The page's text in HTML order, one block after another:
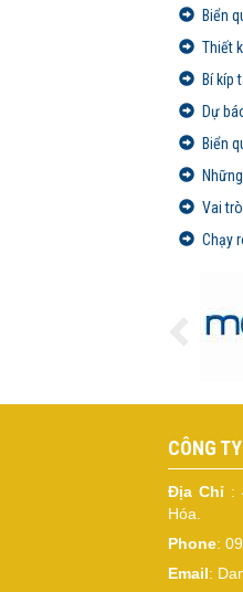
Biển
Thiết
Bí kíp
Dự
Biển
Vai
Chạy
CÔNG
Địa Chỉ :
Hóa.
Phone:
Email: